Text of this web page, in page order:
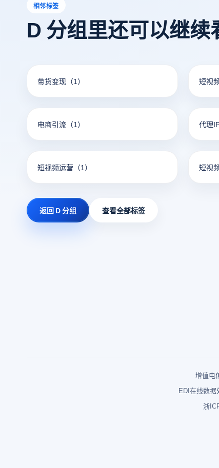
相邻标签
D 分组里还可以继续
带货变现 （1） 短视
电商引流 （1） 代理
短视频运营 （1） 短视
返回 D 分组 查看全部标签
增值电
EDI在线数据
浙